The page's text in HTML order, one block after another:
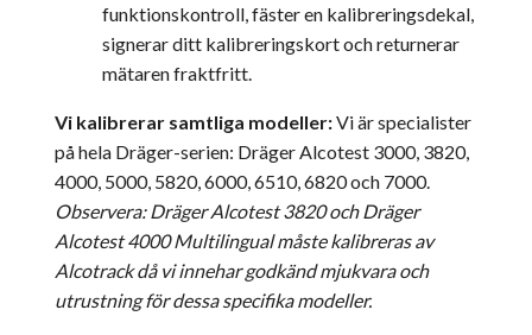
funktionskontroll, fäster en kalibreringsdekal,
signerar ditt kalibreringskort och returnerar
mätaren fraktfritt.
Vi kalibrerar samtliga modeller:Vi är specialister
på hela Dräger-serien: Dräger Alcotest 3000, 3820,
4000, 5000, 5820, 6000, 6510, 6820 och 7000.
Observera: Dräger Alcotest 3820 och Dräger
Alcotest 4000 Multilingual måste kalibreras av
Alcotrack då vi innehar godkänd mjukvara och
utrustning för dessa specifika modeller.